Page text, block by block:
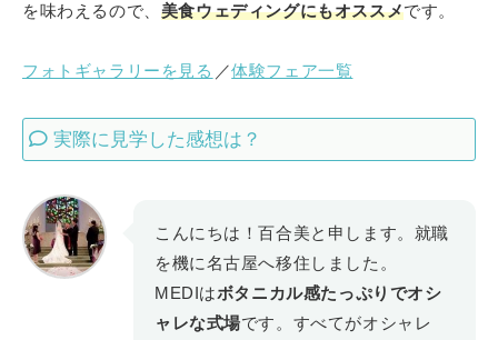
を味わえるので、 美食ウェディングにもオススメです。
フォトギャラリーを見る ／体験フェア一覧
実際に見学した感想は？
こんにちは！百合美と申します。就職
を機に名古屋へ移住しました。
MEDIはボタニカル感たっぷりでオシ
ャレな式場です。すべてがオシャレ